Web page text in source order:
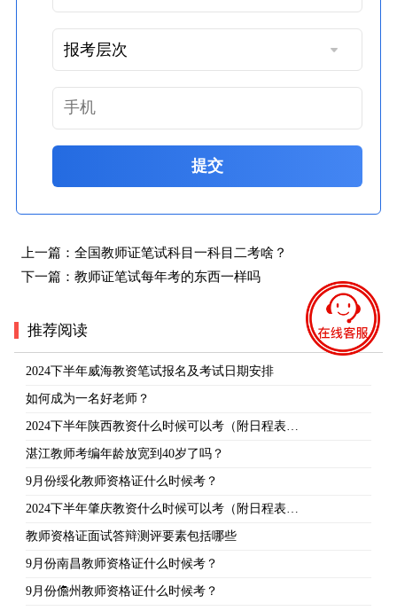
提交
上一篇： 全国教师证笔试科目一科目二考啥？
下一篇： 教师证笔试每年考的东西一样吗
推荐阅读
2024下半年威海教资笔试报名及考试日期安排
如何成为一名好老师？
2024下半年陕西教资什么时候可以考（附日程表…
湛江教师考编年龄放宽到40岁了吗？
9月份绥化教师资格证什么时候考？
2024下半年肇庆教资什么时候可以考（附日程表…
教师资格证面试答辩测评要素包括哪些
9月份南昌教师资格证什么时候考？
9月份儋州教师资格证什么时候考？